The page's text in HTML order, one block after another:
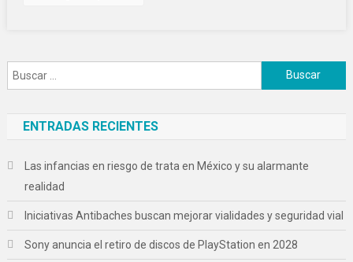
Buscar:
ENTRADAS RECIENTES
Las infancias en riesgo de trata en México y su alarmante
realidad
Iniciativas Antibaches buscan mejorar vialidades y seguridad vial
Sony anuncia el retiro de discos de PlayStation en 2028